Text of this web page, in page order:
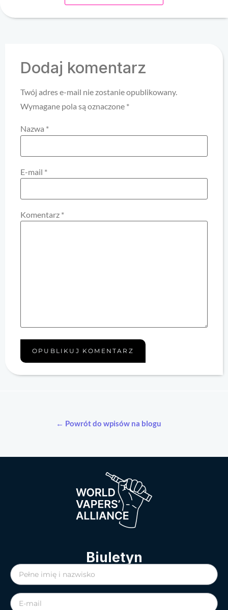
Dodaj komentarz
Twój adres e-mail nie zostanie opublikowany.
Wymagane pola są oznaczone *
Nazwa *
E-mail *
Komentarz *
← Powrót do wpisów na blogu
Biuletyn